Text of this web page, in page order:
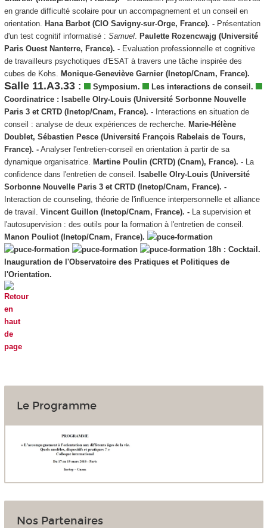
en grande difficulté scolaire pour un accompagnement et un conseil en
orientation. Hana Barbot (CIO Savigny-sur-Orge, France). -Présentation
d'un test cognitif informatisé : Samuel. Paulette Rozencwajg (Université
Paris Ouest Nanterre, France). -Evaluation professionnelle et cognitive
de travailleurs psychotiques d'ESAT à travers une tâche inspirée des
cubes de Kohs. Monique-Geneviève Garnier (Inetop/Cnam, France).
Salle 11.A3.33 : Symposium.
Les interactions de conseil.
Coordinatrice : Isabelle Olry-Louis (Université Sorbonne Nouvelle
Paris 3 et CRTD (Inetop/Cnam, France). -Interactions en situation de
conseil : analyse de deux expériences de recherche. Marie-Hélène
Doublet, Sébastien Pesce (Université François Rabelais de Tours,
France). -Analyser l'entretien-conseil en orientation à partir de sa
dynamique organisatrice. Martine Poulin (CRTD) (Cnam), France). - La
confidence dans l'entretien de conseil. Isabelle Olry-Louis (Université
Sorbonne Nouvelle Paris 3 et CRTD (Inetop/Cnam, France). -
Interaction de counseling, théorie de l'influence interpersonnelle et alliance
de travail. Vincent Guillon (Inetop/Cnam, France). -La supervision et
l'autosupervision : des outils pour la formation à l'entretien de conseil.
Manon Pouliot (Inetop/Cnam, France).
18h : Cocktail.
Inauguration de l'Observatoire des Pratiques et Politiques de
l'Orientation.
Le Programme
Nos Partenaires